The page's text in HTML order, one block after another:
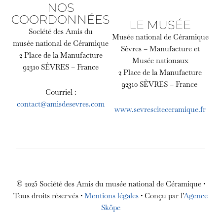
NOS
COORDONNÉES
Société des Amis du
musée national de Céramique
2 Place de la Manufacture
92310 SÈVRES – France
Courriel :
contact@amisdesevres.com
LE MUSÉE
Musée national de Céramique
Sèvres – Manufacture et
Musée nationaux
2 Place de la Manufacture
92310 SÈVRES – France
www.sevresciteceramique.fr
© 2025 Société des Amis du musée national de Céramique •
Tous droits réservés • Mentions légales • Conçu par l’Agence
Sköpe